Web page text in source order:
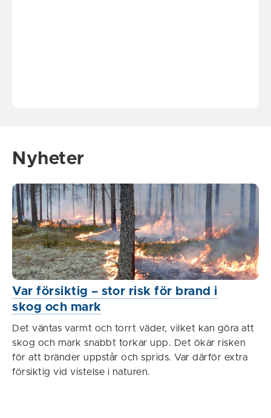
Nyheter
Var försiktig – stor risk för brand i
skog och mark
Det väntas varmt och torrt väder, vilket kan göra att
skog och mark snabbt torkar upp. Det ökar risken
för att bränder uppstår och sprids. Var därför extra
försiktig vid vistelse i naturen.